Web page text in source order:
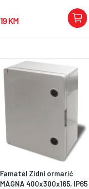
unutarnji dio je izrađen od ABS
plastičnog materijala.
19 KM
Famatel Zidni ormarić
MAGNA 400x300x165, IP65